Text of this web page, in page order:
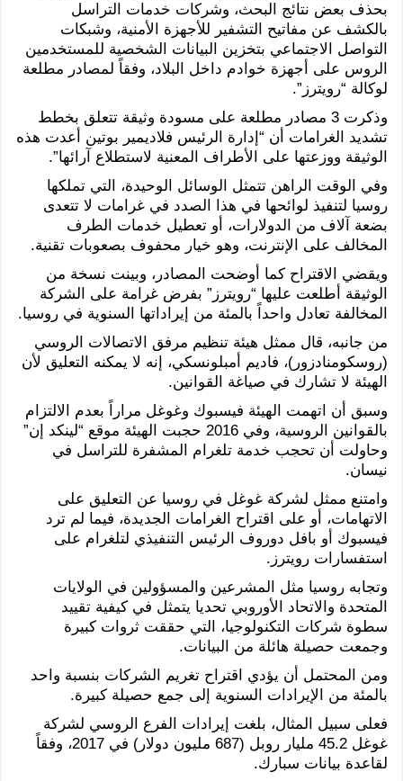
بحذف بعض نتائج البحث، وشركات خدمات التراسل
بالكشف عن مفاتيح التشفير للأجهزة الأمنية، وشبكات
التواصل الاجتماعي بتخزين البيانات الشخصية للمستخدمين
الروس على أجهزة خوادم داخل البلاد، وفقاً لمصادر مطلعة
لوكالة “رويترز”.
وذكرت 3 مصادر مطلعة على مسودة وثيقة تتعلق بخطط
تشديد الغرامات أن “إدارة الرئيس فلاديمير بوتين أعدت هذه
الوثيقة ووزعتها على الأطراف المعنية لاستطلاع آرائها”.
وفي الوقت الراهن تتمثل الوسائل الوحيدة، التي تملكها
روسيا لتنفيذ لوائحها في هذا الصدد في غرامات لا تتعدى
بضعة آلاف من الدولارات، أو تعطيل خدمات الطرف
المخالف على الإنترنت، وهو خيار محفوف بصعوبات تقنية.
ويقضي الاقتراح كما أوضحت المصادر، وبينت نسخة من
الوثيقة أطلعت عليها “رويترز” بفرض غرامة على الشركة
المخالفة تعادل واحداً بالمئة من إيراداتها السنوية في روسيا.
من جانبه، قال ممثل هيئة تنظيم مرفق الاتصالات الروسي
(روسكومنادزور)، فاديم أمبلونسكي، إنه لا يمكنه التعليق لأن
الهيئة لا تشارك في صياغة القوانين.
وسبق أن اتهمت الهيئة فيسبوك وغوغل مراراً بعدم الالتزام
بالقوانين الروسية، وفي 2016 حجبت الهيئة موقع “لينكد إن”
وحاولت أن تحجب خدمة تلغرام المشفرة للتراسل في
نيسان.
وامتنع ممثل لشركة غوغل في روسيا عن التعليق على
الاتهامات، أو على اقتراح الغرامات الجديدة، فيما لم ترد
فيسبوك أو بافل دوروف الرئيس التنفيذي لتلغرام على
استفسارات رويترز.
وتجابه روسيا مثل المشرعين والمسؤولين في الولايات
المتحدة والاتحاد الأوروبي تحديا يتمثل في كيفية تقييد
سطوة شركات التكنولوجيا، التي حققت ثروات كبيرة
وجمعت حصيلة هائلة من البيانات.
ومن المحتمل أن يؤدي اقتراح تغريم الشركات بنسبة واحد
بالمئة من الإيرادات السنوية إلى جمع حصيلة كبيرة.
فعلى سبيل المثال، بلغت إيرادات الفرع الروسي لشركة
غوغل 45.2 مليار روبل (687 مليون دولار) في 2017، وفقاً
لقاعدة بيانات سبارك.